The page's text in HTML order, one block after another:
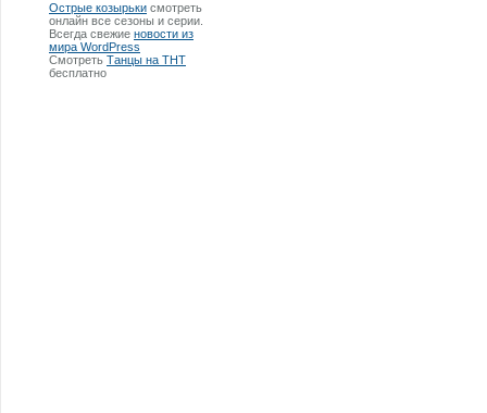
Острые козырьки смотреть
онлайн все сезоны и серии.
Всегда свежие новости из
мира WordPress
Смотреть Танцы на ТНТ
бесплатно